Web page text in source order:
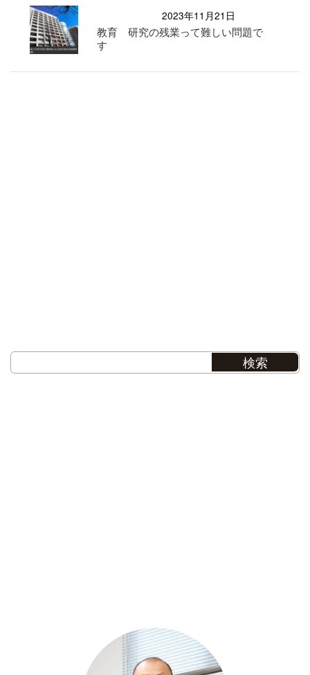
2023年11月21日
教育 研究の残業って難しい問題で
す